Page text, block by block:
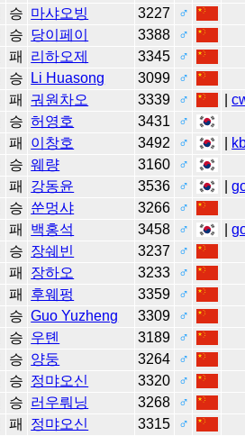
승 마샤오빙 3227
♂
승 당이페이 3388
♂
패 리하오제 3345
♂
승 Li Huasong 3099
♂
패 궈원차오 3339 ♂ |
승 허영호 3431
♂
패 이창호 3492 ♂
승 웨량 3160
♂
패 강동윤 3536 ♂ |
승 쑨멍샤 3266
♂
패 백홍석 3458 ♂ |
승 장쉐빈 3237
♂
패 장하오 3233
♂
패 후웨펑 3359
♂
승 Guo Yuzheng 3309
♂
승 우톈 3189
♂
승 양둥 3264
♂
승 정먀오신 3320
♂
승 러우뤄닝 3268
♂
패 정먀오신 3315
♂